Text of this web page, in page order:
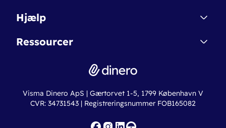
Betingelser & Sikkerhed
Nye funktioner
Dinero Starter
Dinero Pro
Erhvervslån
Fakturaskabeloner
Hjælp
Regnskabsordbogen
Online regnskabskurser
Ressourcer
Ny virksomhed
Iværksætterlegat
Visma Dinero ApS | Gærtorvet 1-5, 1799 København V
CVR: 34731543 | Registreringsnummer FOB165082